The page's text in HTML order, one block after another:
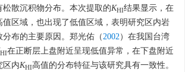
松散沉积物分布。本次提取的KHI结果显示，在
区域，也出现了低值区域，表明研究区内岩
布的主要原因。郑光佑（2002）在我国台湾
HI在正断层上盘附近呈现低值异常，在下盘附近
区内KHI高值的分布特征与该研究具有一致性。